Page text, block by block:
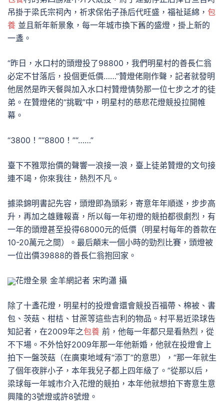
吊掛于梁氏宗祠內，祈求保佑子孫后代旺盛，福祉延綿， 包
養 並且新年新景象，每一年城市換下舊的盛燈，掛上新的
一盞。
“昨日，水口村的頭燈投了98800，我們明星村的善長仁翁
必定不甘落后，投個更低價……”贊燈佬剛作聲，記者就發明
他居然是昨天餐與加入水口村贊燈情勢那一位七步之才的徒
弟。在贊燈佬的“挑戰”中，明星村的慈悲花燈競投拉開帷
幕。
“3800！”“8800！”“……”
臺下不雅眾抬價的聲響一浪接一浪，臺上徒弟贊燈的文句接
連不竭，你來我往，熱烈不凡。
據梁錦明書記先容，頭燈即為頭彩，寄意年年順遂，步步高
升，再加之雄雞報喜，所以每一年初燈的競拍都很劇烈，有
一年的頭燈甚至投得68000元的低價（明星村每年的善款在
10-20萬元之間）。最后顛末一個小時的勁烈比賽，頭燈被
一位出價39888的善長仁翁抱回家。
花燈全景 金羊網記者 宋昀瀟 攝
除了十盞花燈，明星村的投燈會還會競投百福帶、棉被、書
包、茨菇、柑桔、甘蔗等這些吉利的物品。村平易近梁球告
知記者，在2009年之包養 前，他每一年都只是看熱烈，從
不下場。不外恰好2009年那一年他新婚，他就在投燈會上
拍下一盤茨菇（在廣東地域有“添丁”的意思），“那一年就生
了個年夜胖小子，本年我兒子都上四年級了。”從那以后，
梁球每一年城市介入花燈的競拍，本年他就想拍下寄意生意
興隆的3號燈或許8號燈。